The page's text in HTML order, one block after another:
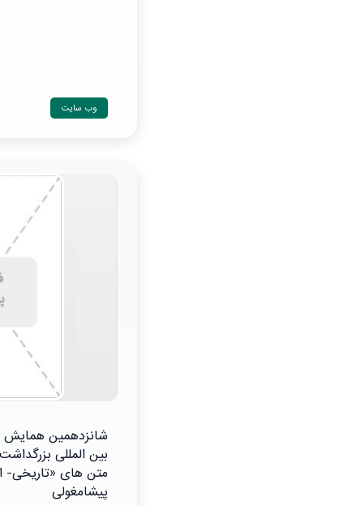
وب سایت
شانزدهمین
بین المللی
متن های «تاریخی-
پیشامغولی